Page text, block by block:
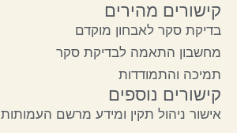
קישורים מהירים
בדיקת סקר לאבחון מוקדם
מחשבון התאמה לבדיקת סקר
תמיכה והתמודדות
קישורים נוספים
אישור ניהול תקין ומידע מרשם העמותות